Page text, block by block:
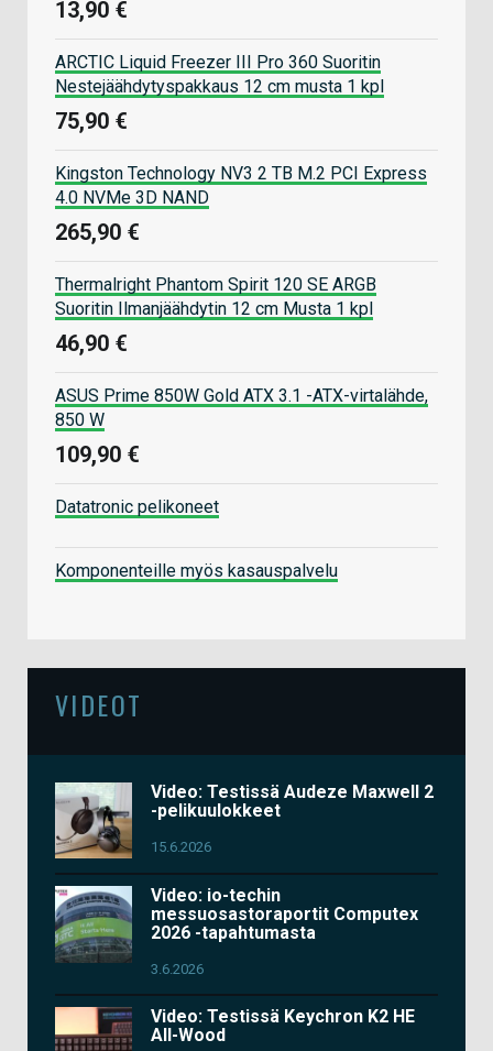
13,90 €
ARCTIC Liquid Freezer III Pro 360 Suoritin
Nestejäähdytyspakkaus 12 cm musta 1 kpl
75,90 €
Kingston Technology NV3 2 TB M.2 PCI Express
4.0 NVMe 3D NAND
265,90 €
Thermalright Phantom Spirit 120 SE ARGB
Suoritin Ilmanjäähdytin 12 cm Musta 1 kpl
46,90 €
ASUS Prime 850W Gold ATX 3.1 -ATX-virtalähde,
850 W
109,90 €
Datatronic pelikoneet
Komponenteille myös kasauspalvelu
VIDEOT
Video: Testissä Audeze Maxwell 2
-pelikuulokkeet
15.6.2026
Video: io-techin
messuosastoraportit Computex
2026 -tapahtumasta
3.6.2026
Video: Testissä Keychron K2 HE
All-Wood